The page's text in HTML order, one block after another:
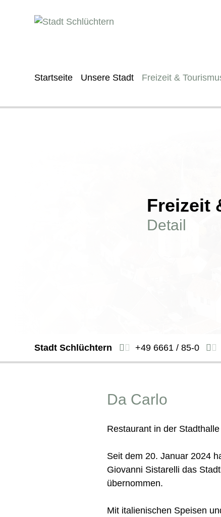
Startseite Unsere Stadt Freizeit &
Freizeit
Detail
Stadt Schlüchtern +49 6661 / 85-0
Da Carlo
Restaurant in der
Seit dem 20. Januar 2024
Giovanni Sistarelli das
übernommen.
Mit italienischen Speisen